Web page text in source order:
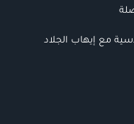
مع إيهاب الجلاد